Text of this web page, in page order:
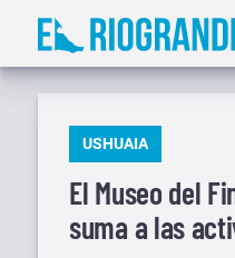
Saltar
PUBLICADO
USHUAIA
El Museo del
suma a las